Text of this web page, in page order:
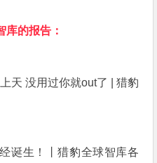
库的报告：
天 没用过你就out了 | 猎豹
诞生！丨猎豹全球智库各